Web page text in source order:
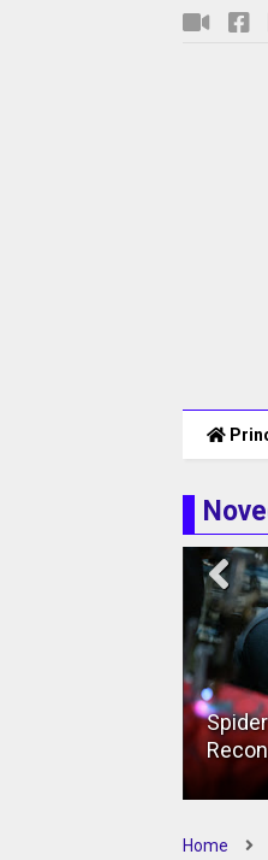
Home